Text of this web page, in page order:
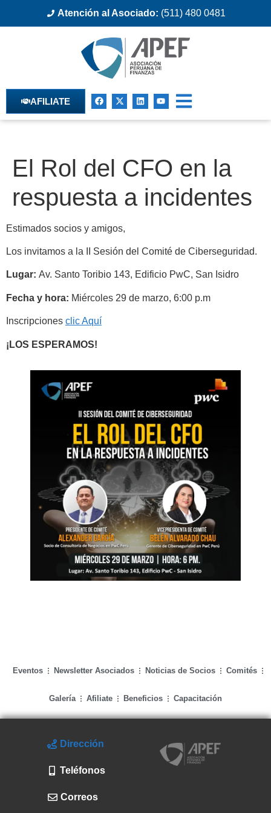
Atención al Asociado: (511) 480 0481
AFILIATE
El Rol del CFO en la
respuesta a incidentes
Estimados socios y amigos,
Los invitamos a la II Sesión del Comité de Ciberseguridad.
Lugar: Av. Santo Toribio 143, Edificio PwC, San Isidro
Fecha y hora: Miércoles 29 de marzo, 6:00 p.m
Inscripciones clic Aquí
¡LOS ESPERAMOS!
Eventos Newsletter Asociados Noticias de Socios Comités
Galería Afiliate Beneficios Capacitación
Dirección
Teléfonos
Correos